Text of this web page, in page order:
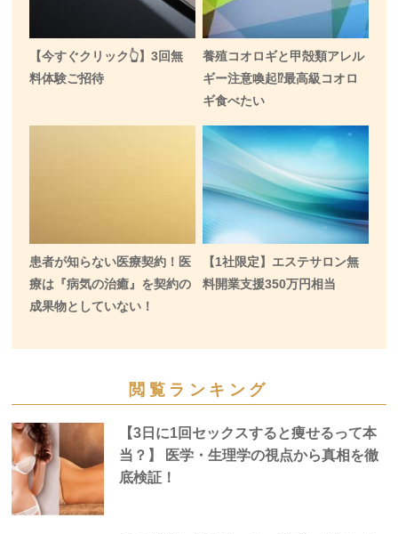
【今すぐクリック👆】3回無
料体験ご招待
養殖コオロギと甲殻類アレル
ギー注意喚起⁉️最高級コオロ
ギ食べたい
患者が知らない医療契約！医
療は『病気の治癒』を契約の
成果物としていない！
【1社限定】エステサロン無
料開業支援350万円相当
閲覧ランキング
【3日に1回セックスすると痩せるって本
当？】 医学・生理学の視点から真相を徹
底検証！